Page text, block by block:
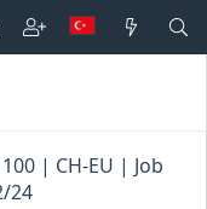
| CH-EU | Job
24